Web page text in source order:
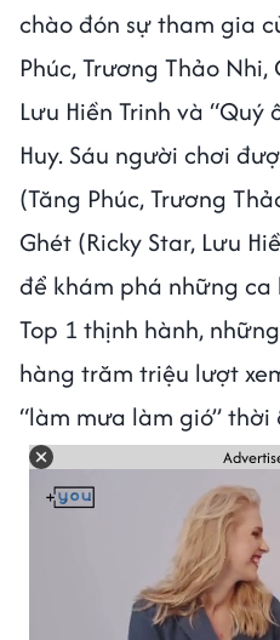
chào đón sự tham gia
Phúc, Trương Thảo Nhi,
Lưu Hiền Trinh và “Quý
Huy. Sáu người chơi
(Tăng Phúc, Trương
Ghét (Ricky Star, Lưu
để khám phá những
Top 1 thịnh hành,
hàng trăm triệu lượt
“làm mưa làm gió” thời